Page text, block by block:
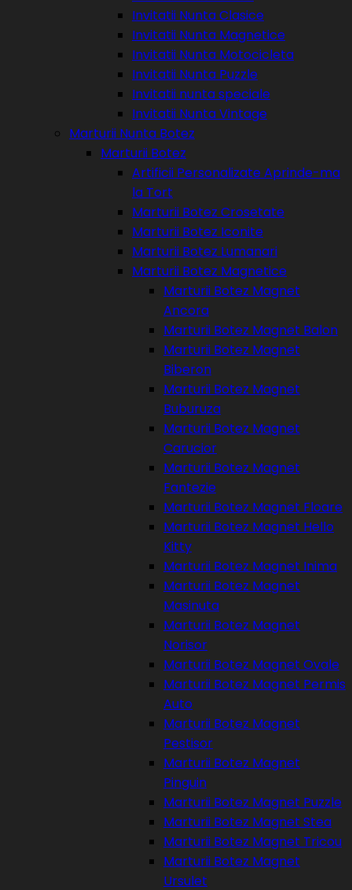
Invitatii Nunta Clasice
Invitatii Nunta Magnetice
Invitatii Nunta Motocicleta
Invitatii Nunta Puzzle
Invitatii nunta speciale
Invitatii Nunta Vintage
Marturii Nunta Botez
Marturii Botez
Artificii Personalizate Aprinde-ma
la Tort
Marturii Botez Crosetate
Marturii Botez Iconite
Marturii Botez Lumanari
Marturii Botez Magnetice
Marturii Botez Magnet
Ancora
Marturii Botez Magnet Balon
Marturii Botez Magnet
Biberon
Marturii Botez Magnet
Buburuza
Marturii Botez Magnet
Carucior
Marturii Botez Magnet
Fantezie
Marturii Botez Magnet Floare
Marturii Botez Magnet Hello
Kitty
Marturii Botez Magnet Inima
Marturii Botez Magnet
Masinuta
Marturii Botez Magnet
Norisor
Marturii Botez Magnet Ovale
Marturii Botez Magnet Permis
Auto
Marturii Botez Magnet
Pestisor
Marturii Botez Magnet
Pinguin
Marturii Botez Magnet Puzzle
Marturii Botez Magnet Stea
Marturii Botez Magnet Tricou
Marturii Botez Magnet
Ursulet